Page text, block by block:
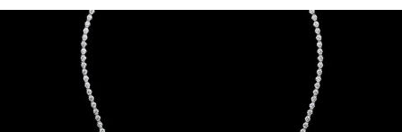
посол Латвии в Греции Иева Бриеде (Ieva Briede) и
куратор музея украшений в Афинах Byron Vafeiadis
(Ilias Lalaounis Jewelry Museum).